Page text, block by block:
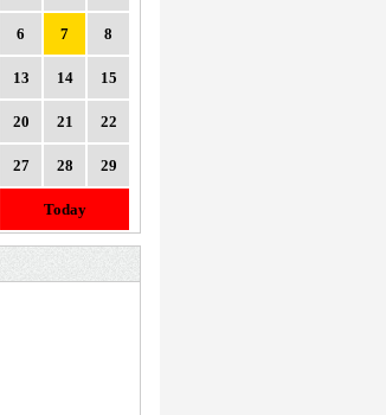
6 7 8
13 14 15
20 21 22
27 28 29
Today